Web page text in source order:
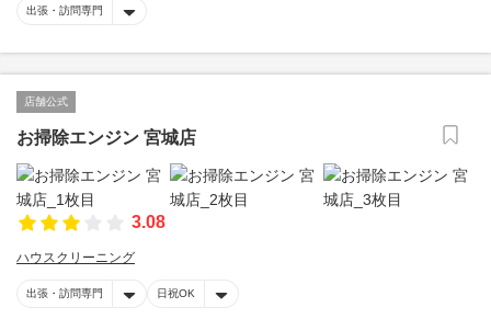
出張・訪問専門
店舗公式
お掃除エンジン 宮城店
3.08
ハウスクリーニング
出張・訪問専門 日祝OK